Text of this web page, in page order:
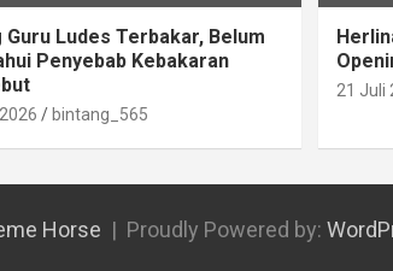
Guru Ludes Terbakar, Belum
Penyebab Kebakaran
bintang_565
21 Juli
Horse Proudly Powered by: